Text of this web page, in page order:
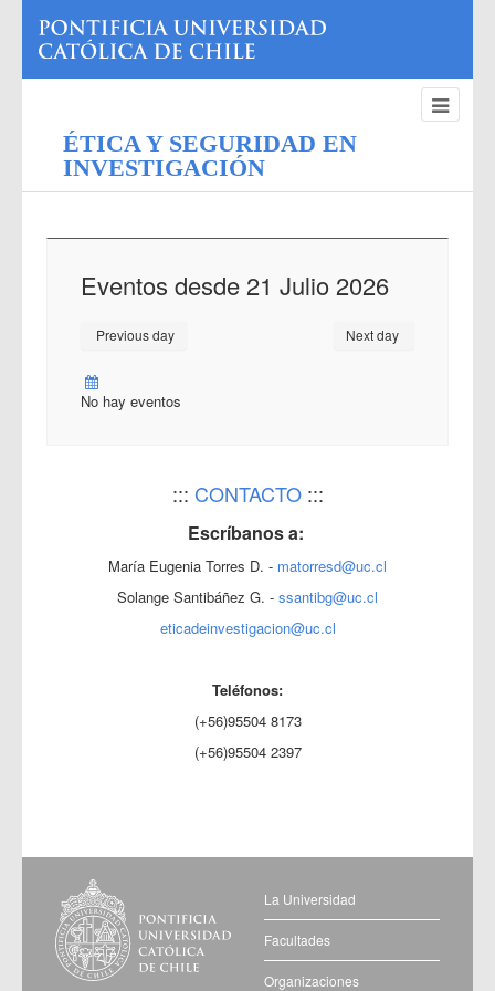
ÉTICA Y SEGURIDAD EN
INVESTIGACIÓN
Eventos desde 21 Julio 2026
Previous day Next day
No hay eventos
::: CONTACTO:::
Escríbanos a:
María Eugenia Torres D. - matorresd@uc.cl
Solange Santibáñez G. - ssantibg@uc.cl
eticadeinvestigacion@uc.cl
Teléfonos:
(+56)95504 8173
(+56)95504 2397
La Universidad
Facultades
Organizaciones